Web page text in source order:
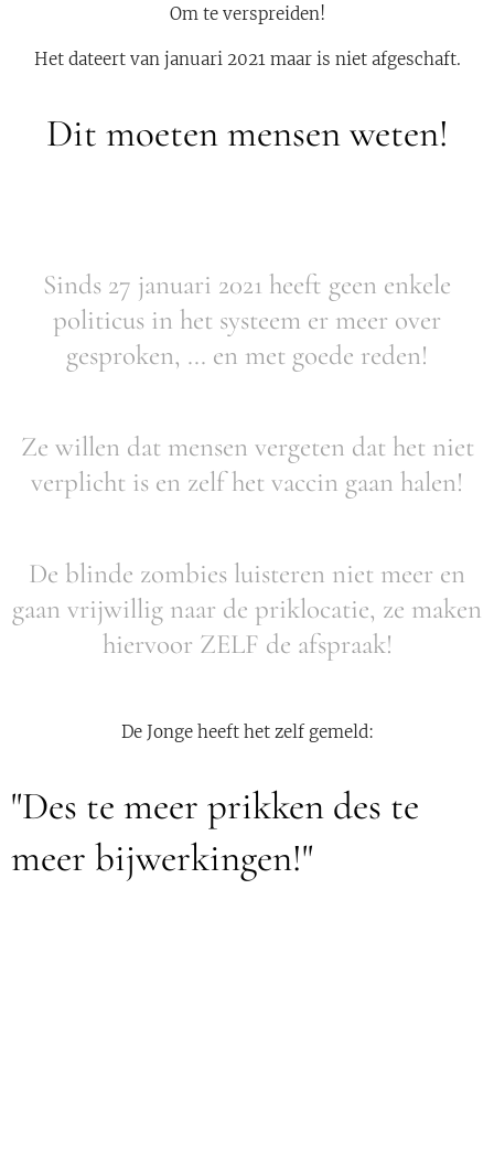
Om te verspreiden!
Het dateert van januari 2021 maar is niet afgeschaft.
Dit moeten mensen weten!
Sinds 27 januari 2021 heeft geen enkele
politicus in het systeem er meer over
gesproken, ... en met goede reden!
Ze willen dat mensen vergeten dat het niet
verplicht is en zelf het vaccin gaan halen!
De blinde zombies luisteren niet meer en
gaan vrijwillig naar de priklocatie, ze maken
hiervoor ZELF de afspraak!
De Jonge heeft het zelf gemeld:
"Des te meer prikken des te
meer bijwerkingen!"